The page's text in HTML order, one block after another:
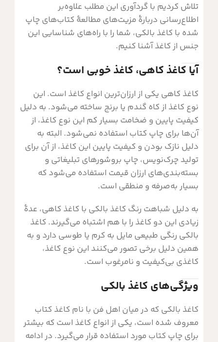
تلاش کردیم با گردآوری این مطلب علاوه‌بر
اطلاع‌رسانی دربارۀ مزیت‌های مطالعۀ کتاب‌های چاپ
شده با کاغذ بالکی، شما را با راه‌های شناسایی این
جنس از کاغذ آشنا کنیم.
آیا کاغذ کاهی، کاغذ خوبی است؟
کاغذ کاهی یکی از ارزان‌ترین انواع کاغذ است. این
نوع کاغذ از کاه گندم یا برنج ساخته می‌شود. به دلیل
کیفیت پایین و ضخامت بسیار کم این نوع کاغذ، از
آن‌ها برای چاپ کتاب استفاده نمی‌شود. البته به
دلیل نازک بودن و کیفیت پایین این کاغذ، از آن برای
تولید چرک‌نویس، چاپ بروشورهای تبلیغاتی و
بسته‌بندی‌های ارزان قیمت استفاده می‌شود که
بسیار به‌صرفه و منطقی است.
به دلیل شباهت رنگ کاغذ بالکی با کاغذ کاهی، عدۀ
زیادی این دو کاغذ را با هم اشتباه می‌گیرند. کاغذ
بالکی رنگی طبیعی مایل به کرم یا طوسی دارد و به
همین دلیل برخی تصور می‌کنند این نوع کاغذ،
کاغذی بی‌کیفیت و نامرغوب است.
ویژگی‌های کاغذ بالکی
کاغذ بالکی که در میان اهل فن با نام کاغذ کتاب
معروف شده است، یکی از انواع کاغذ است که بیشتر
برای چاپ کتاب مورد استفاده قرار می‌گیرد. در ادامه